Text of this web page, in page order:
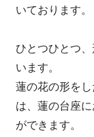
いております。
ひとつひとつ
います。
蓮の花の形を
は、蓮の台座
ができます。